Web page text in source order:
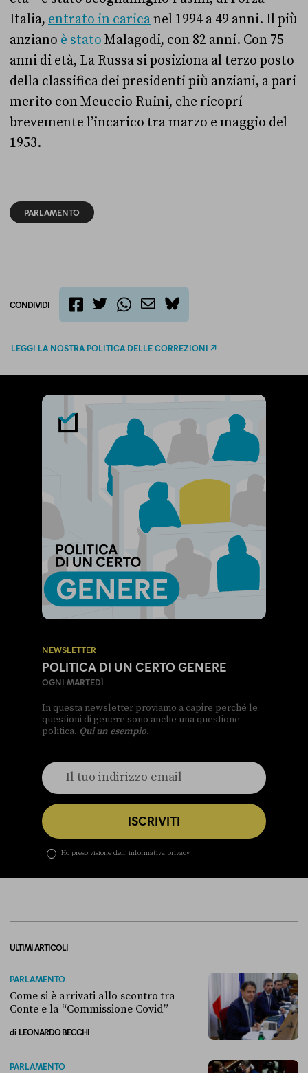
Italia, entrato in caricanel 1994 a 49 anni. Il più
anziano è stato Malagodi, con 82 anni. Con 75
anni di età, La Russa si posiziona al terzo posto
della classifica dei presidenti più anziani, a pari
merito con Meuccio Ruini, che ricoprí
brevemente l’incarico tra marzo e maggio del
1953.
PARLAMENTO
CONDIVIDI
bluesky
LEGGI LA NOSTRA POLITICA DELLE CORREZIONI
NEWSLETTER
POLITICA DI UN CERTO GENERE
OGNI MARTEDÌ
In questa newsletter proviamo a capire perché le
questioni di genere sono anche una questione
politica. Qui un esempio.
ISCRIVITI
Ho preso visione dell’ informativa privacy
ULTIMI ARTICOLI
PARLAMENTO
Come si è arrivati allo scontro tra
Conte e la “Commissione Covid”
di LEONARDO BECCHI
PARLAMENTO